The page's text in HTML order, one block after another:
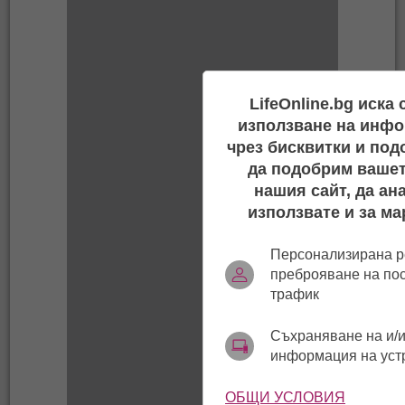
LifeOnline.bg иска
използване на
чрез бисквитки и
да подобрим
нашия сайт, да
използвате и за
Персонализирана
преброяване на
трафик
Съхраняване на и/
информация на
ОБЩИ УСЛОВИЯ